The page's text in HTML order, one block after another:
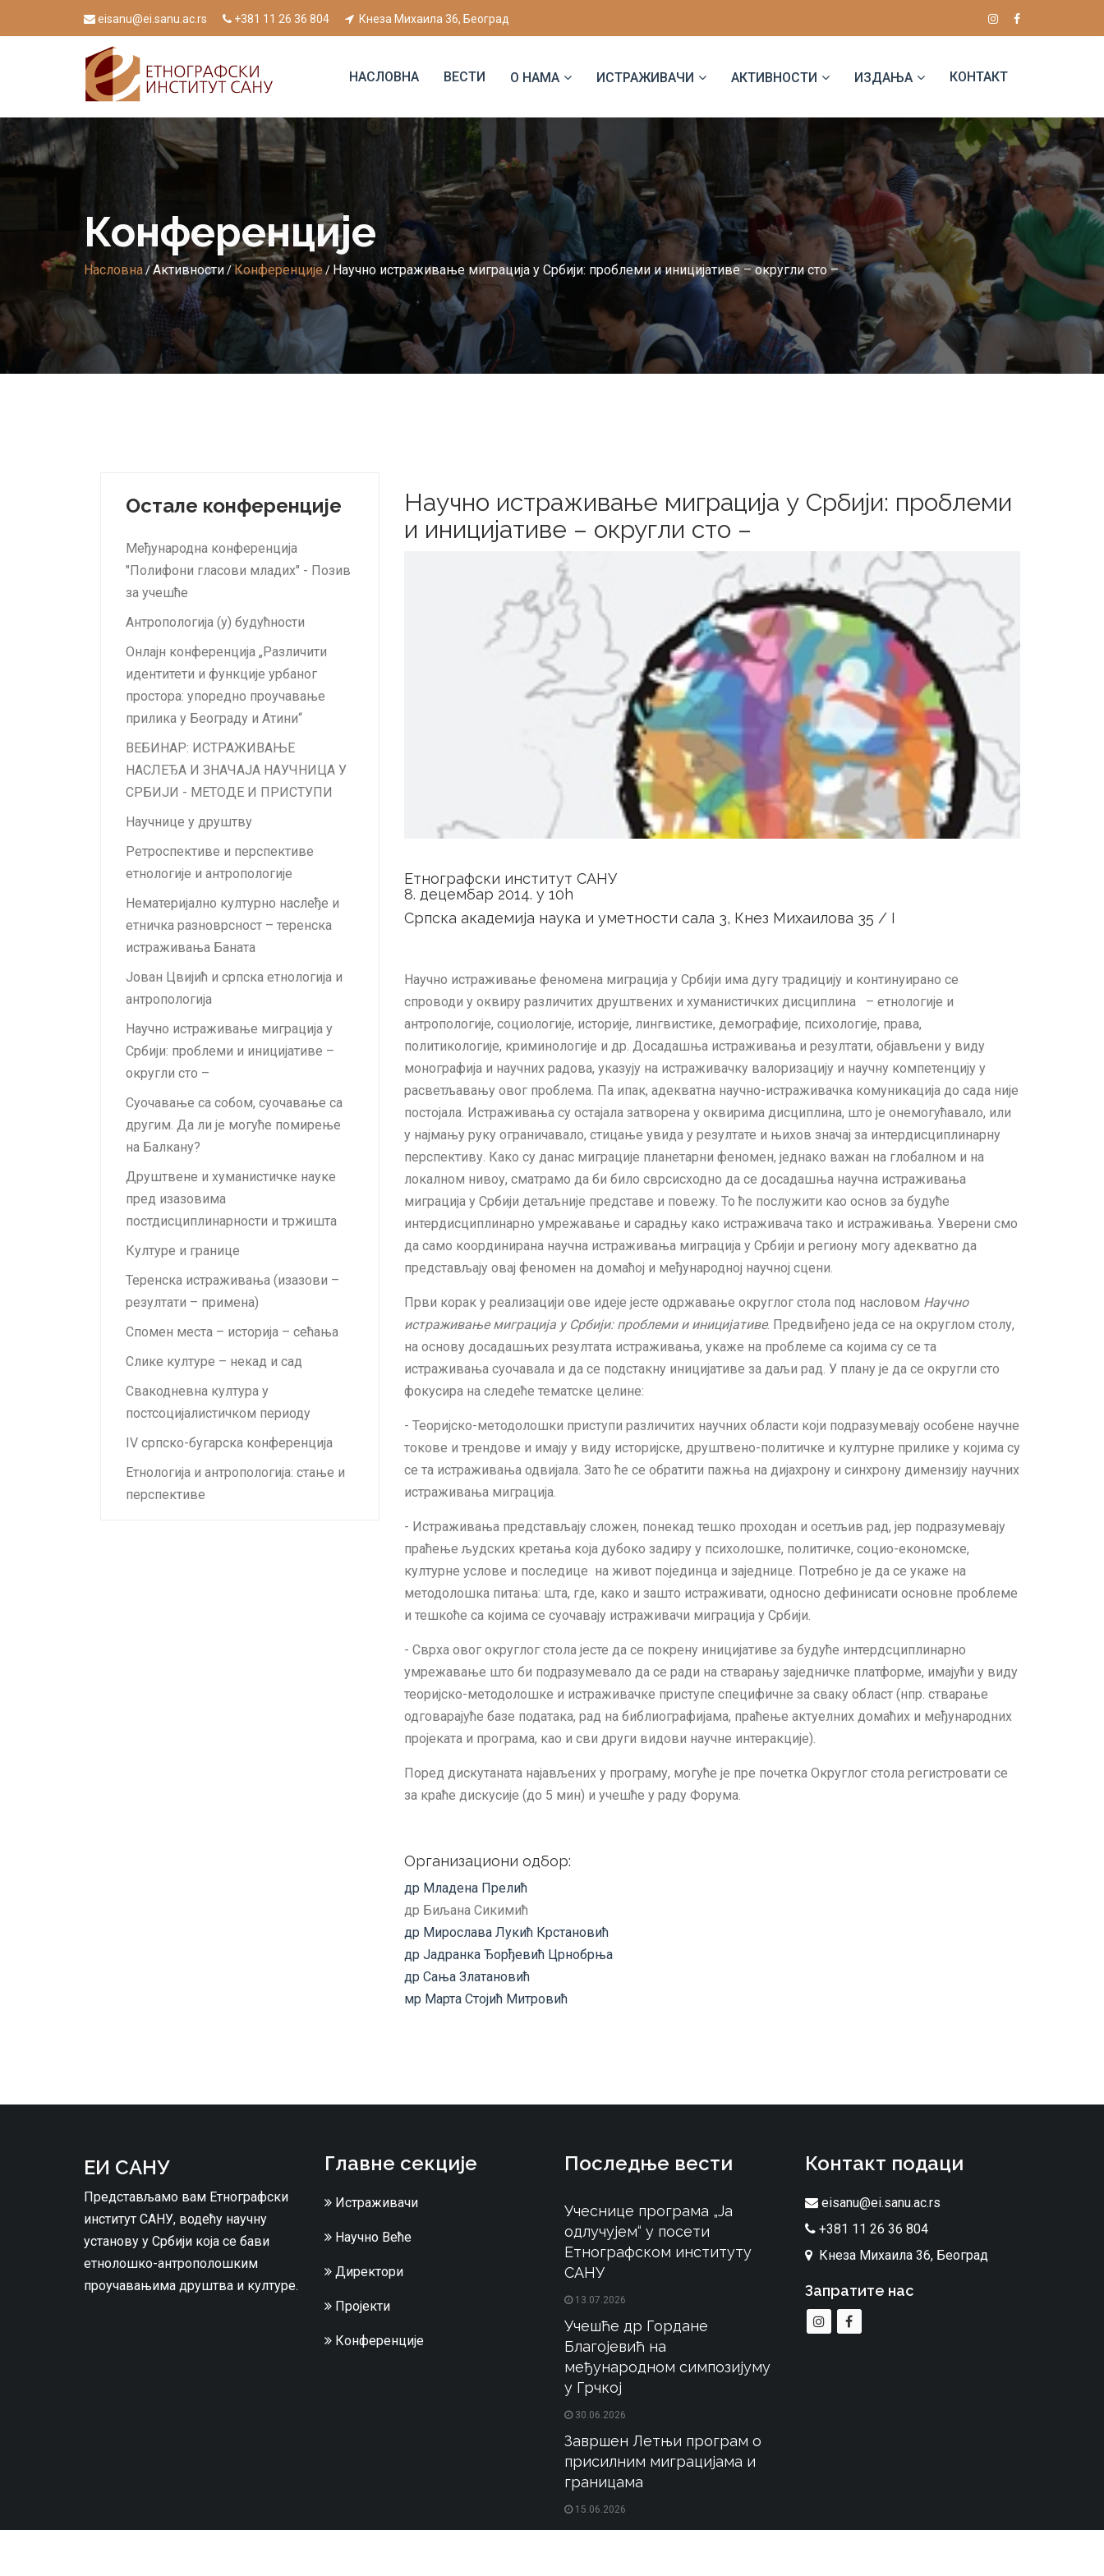
eisanu@ei.sanu.ac.rs +381 11 26 36 804 Кнеза Михаила 36, Београд
НАСЛОВНА ВЕСТИ О НАМА ИСТРАЖИВАЧИ АКТИВНОСТИ ИЗДАЊА КОНТАКТ
Конференције
Насловна/Активности/Конференције/ Научно истраживање миграција у Србији: проблеми и иницијативе – округли сто –
Остале конференције
Међународна конференција
"Полифони гласови младих" - Позив
за учешће
Антропологија (у) будућности
Онлајн конференција „Различити
идентитети и функције урбаног
простора: упоредно проучавање
прилика у Београду и Атини“
ВЕБИНАР: ИСТРАЖИВАЊЕ
НАСЛЕЂА И ЗНАЧАЈА НАУЧНИЦА У
СРБИЈИ - МЕТOДЕ И ПРИСТУПИ
Научнице у друштву
Ретроспективе и перспективе
етнологије и антропологије
Нематеријално културно наслеђе и
етничка разноврсност – теренска
истраживања Баната
Jован Цвијић и српска етнологија и
антропологија
Научно истраживање миграција у
Србији: проблеми и иницијативе –
округли сто –
Суочавање са собом, суочавање са
другим. Да ли је могуће помирење
на Балкану?
Друштвене и хуманистичке науке
пред изазовима
постдисциплинарности и тржишта
Културе и границе
Теренска истраживања (изазови –
резултати – примена)
Спомен места – историја – сећања
Слике културе – некад и сад
Свакодневна култура у
постсоцијалистичком периоду
IV српско-бугарска конференција
Етнологија и антропологија: стање и
перспективе
Научно истраживање миграција у Србији: проблеми
и иницијативе – округли сто –
Етнографски институт САНУ
8. децембар 2014. у 10h
Српскa академијa наука и уметности сала 3, Кнез Михаилова 35 / I
Научно истраживање феномена миграција у Србији има дугу традицију и континуирано се
спроводи у оквиру различитих друштвених и хуманистичких дисциплинa – етнологије и
антропологије, социологије, историје, лингвистике, демографије, психологије, права,
политикологије, криминологије и др. Досадашња истраживања и резултати, објављени у виду
монографија и научних радова, указују на истраживачку валоризацију и научну компетенцију у
расветљавању овог проблема. Па ипак, адекватна научно-истраживачка комуникација до сада није
постојала. Истраживања су остајала затворена у оквирима дисциплина, што је онемогућавало, или
у најмању руку ограничавало, стицање увида у резултате и њихов значај за интердисциплинарну
перспективу. Како су данас миграције планетарни феномен, једнако важан на глобалном и на
локалном нивоу, сматрамо да би било сврсисходно да се досадашња научна истраживања
миграција у Србији детаљније представе и повежу. То ће послужити као основ за будуће
интердисциплинарно умрежавање и сарадњу како истраживача тако и истраживања. Уверени смо
да само координирана научна истраживања миграција у Србији и региону могу адекватно да
представљају овај феномен на домаћој и међународној научној сцени.
Први корак у реализацији ове идеје јесте одржавање округлог стола под насловом Научно
истраживање миграција у Србији: проблеми и иницијативе. Предвиђено једа се на округлом столу,
на основу досадашњих резултата истраживања, укаже на проблеме са којима су се та
истраживања суочавала и да се подстакну иницијативе за даљи рад. У плану је да се округли сто
фокусира на следеће тематске целине:
- Теоријско-методолошки приступи различитих научних области који подразумевају особене научне
токове и трендове и имају у виду историјске, друштвено-политичке и културне прилике у којима су
се та истраживања одвијала. Зато ће се обратити пажња на дијахрону и синхрону димензију научних
истраживања миграција.
- Истраживања представљају сложен, понекад тешко проходан и осетљив рад, јер подразумевају
праћење људских кретања која дубоко задиру у психолошке, политичке, социо-економске,
културне услове и последице на живот појединца и заједнице. Потребно је да се укаже на
методолошка питања: шта, где, како и зашто истраживати, односно дефинисати основне проблеме
и тешкоће са којима се суочавају истраживачи миграција у Србији.
- Сврха овог округлог стола јесте да се покрену иницијативе за будуће интердсциплинарно
умрежавање што би подразумевало да се ради на стварању заједничке платформе, имајући у виду
теоријско-методолошке и истраживачке приступе специфичне за сваку област (нпр. стварање
одговарајуће базе података, рад на библиографијама, праћење актуелних домаћих и међународних
пројеката и програма, као и сви други видови научне интеракције).
Поред дискутаната најављених у програму, могуће је пре почетка Округлог стола регистровати се
за краће дискусије (до 5 мин) и учешће у раду Форума.
Организациони одбор:
др Младена Прелић
др Биљана Сикимић
др Мирослава Лукић Крстановић
др Јадранка Ђорђевић Црнобрња
др Сања Златановић
мр Марта Стојић Митровић
ЕИ САНУ
Представљамо вам Етнографски
институт САНУ, водећу научну
установу у Србији која се бави
етнолошко-антрополошким
проучавањима друштва и културе.
Главне секције
Истраживачи
Научно Веће
Директори
Пројекти
Конференције
Последње вести
Учеснице програма „Ја
одлучујем“ у посети
Етнографском институту
САНУ
13.07.2026
Учешће др Гордане
Благојевић на
међународном симпозијуму
у Грчкој
30.06.2026
Завршен Летњи програм о
присилним миграцијама и
границама
15.06.2026
Контакт подаци
eisanu@ei.sanu.ac.rs
+381 11 26 36 804
Кнеза Михаила 36, Београд
Запратите нас